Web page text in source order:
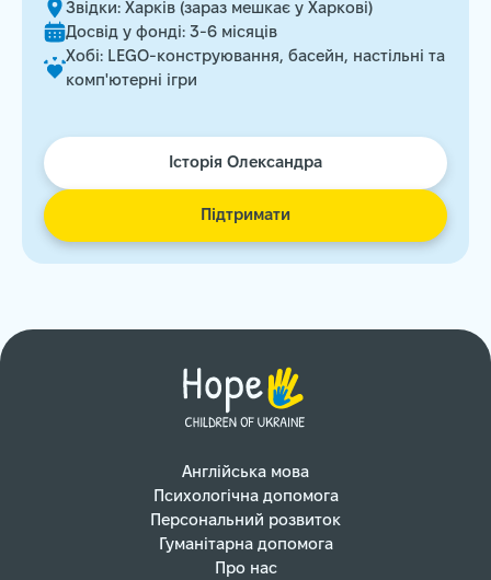
Звідки: Харків (зараз мешкає у Харкові)
Досвід у фонді: 3-6 місяців
Хобі: LEGO-конструювання, басейн, настільні та
комп'ютерні ігри
Історія Олександра
Підтримати
Англійська мова
Психологічна допомога
Персональний розвиток
Гуманітарна допомога
Про нас